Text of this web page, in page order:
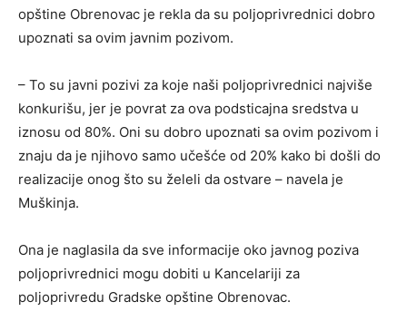
opštine Obrenovac je rekla da su poljoprivrednici dobro
upoznati sa ovim javnim pozivom.
– To su javni pozivi za koje naši poljoprivrednici najviše
konkurišu, jer je povrat za ova podsticajna sredstva u
iznosu od 80%. Oni su dobro upoznati sa ovim pozivom i
znaju da je njihovo samo učešće od 20% kako bi došli do
realizacije onog što su želeli da ostvare – navela je
Muškinja.
Ona je naglasila da sve informacije oko javnog poziva
poljoprivrednici mogu dobiti u Kancelariji za
poljoprivredu Gradske opštine Obrenovac.